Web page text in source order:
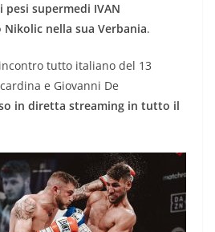
supermedi IVAN
Nikolic nella sua Verbania.
tutto italiano del 13
e Giovanni De
in diretta streaming in tutto il